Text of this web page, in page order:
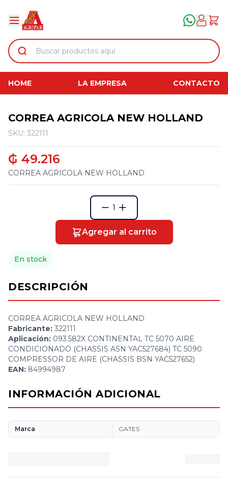
HOME LA EMPRESA CONTACTO
CORREA AGRICOLA NEW HOLLAND
SKU: 322111
₲ 49.216
CORREA AGRICOLA NEW HOLLAND
1
Agregar al carrito
En stock
DESCRIPCIÓN
CORREA AGRICOLA NEW HOLLAND
Fabricante: 322111
Aplicación: 093.582X CONTINENTAL TC 5070 AIRE
CONDICIONADO (CHASSIS ASN YAC527684) TC 5090
COMPRESSOR DE AIRE (CHASSIS BSN YAC527652)
EAN: 84994987
INFORMACIÓN ADICIONAL
Marca GATES